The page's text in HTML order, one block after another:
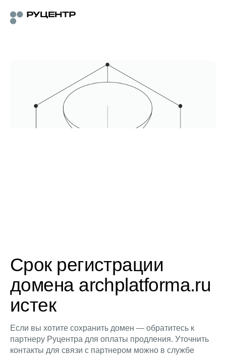
Срок регистрации
домена archplatforma.ru
истек
Если вы хотите сохранить домен — обратитесь к
партнеру Руцентра для оплаты продления. Уточнить
контакты для связи с партнером можно в службе